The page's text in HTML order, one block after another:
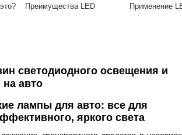
Преимущества LED Применение
светодиодного освещения и
авто
лампы для авто: все для
яркого света